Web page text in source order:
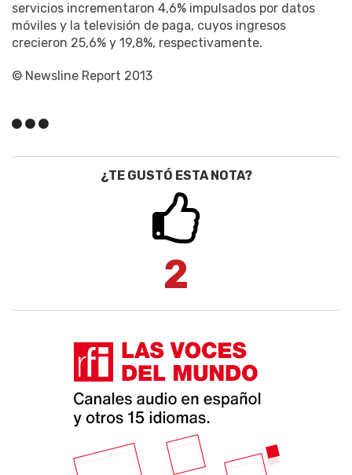
servicios incrementaron 4,6% impulsados por datos
móviles y la televisión de paga, cuyos ingresos
crecieron 25,6% y 19,8%, respectivamente.
© Newsline Report 2013
¿TE GUSTÓ ESTA NOTA?
2